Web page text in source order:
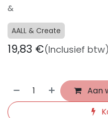
&
AALL & Create
19,83 €(Inclusief btw)
Aan